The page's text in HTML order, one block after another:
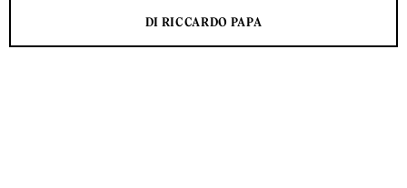
DI RICCARDO PAPA